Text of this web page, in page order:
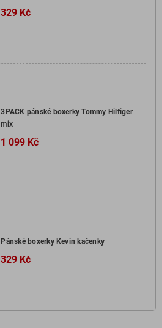
329 Kč
3PACK pánské boxerky Tommy Hilfiger
mix
1 099 Kč
Pánské boxerky Kevin kačenky
329 Kč